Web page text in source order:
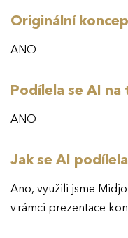
Originální
ANO
Podílela se AI
ANO
Jak se AI
Ano, využili jsme
v rámci prezentace